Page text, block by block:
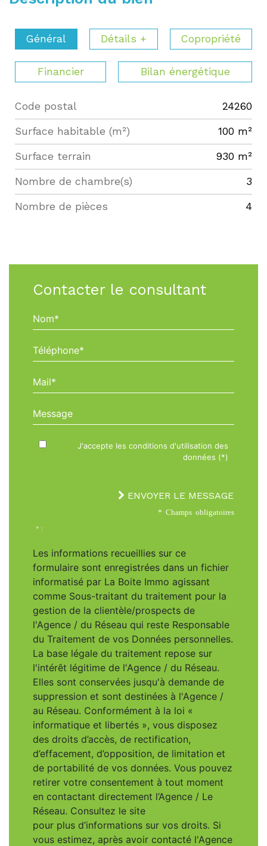
Général Détails + Copropriété
Financier Bilan énergétique
Label Value
Code postal 24260
Surface habitable (m²) 100 m²
surface terrain 930 m²
Nombre de chambre(s) 3
Nombre de pièces 4
Contacter le consultant
Nom*
Téléphone*
Mail*
Message
J'accepte les conditions d'utilisation des
données (*)
ENVOYER LE MESSAGE
* Champs obligatoires
* :
Les informations recueillies sur ce
formulaire sont enregistrées dans un fichier
informatisé par La Boite Immo agissant
comme Sous-traitant du traitement pour la
gestion de la clientèle/prospects de
l'Agence / du Réseau qui reste Responsable
du Traitement de vos Données personnelles.
La base légale du traitement repose sur
l'intérêt légitime de l'Agence / du Réseau.
Elles sont conservées jusqu'à demande de
suppression et sont destinées à l'Agence /
au Réseau. Conformément à la loi «
informatique et libertés », vous disposez
des droits d’accès, de rectification,
d’effacement, d’opposition, de limitation et
de portabilité de vos données. Vous pouvez
retirer votre consentement à tout moment
en contactant directement l’Agence / Le
Réseau. Consultez le site
pour plus d’informations sur vos droits. Si
vous estimez, après avoir contacté l'Agence